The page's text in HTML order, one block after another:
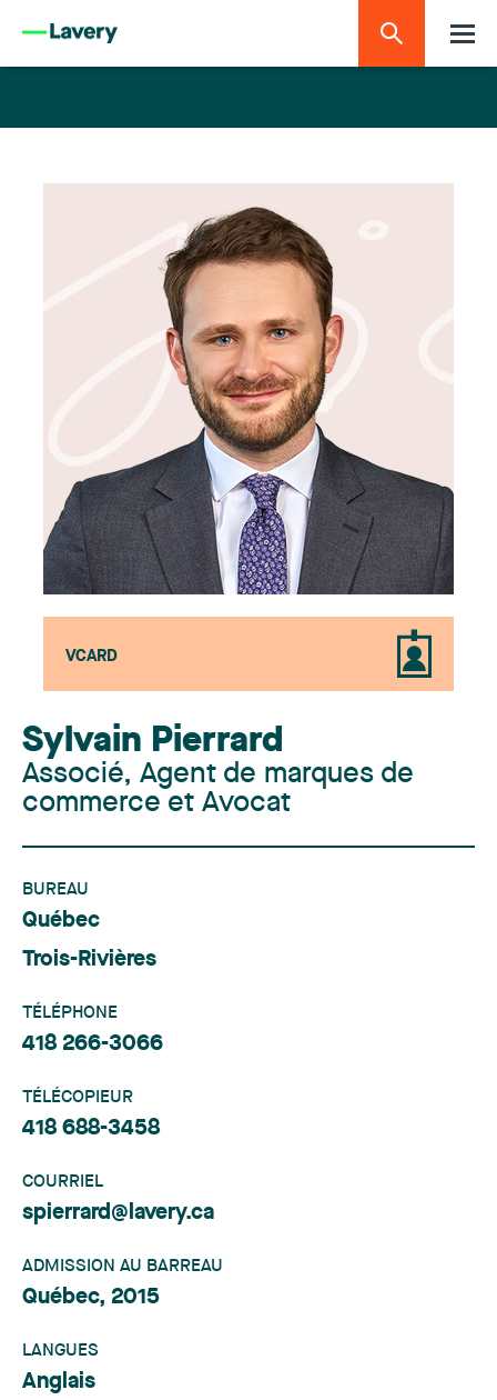
VCARD
Sylvain Pierrard
Associé, Agent de marques de
commerce et Avocat
BUREAU
Québec
Trois-Rivières
TÉLÉPHONE
418 266-3066
TÉLÉCOPIEUR
418 688-3458
COURRIEL
spierrard@lavery.ca
ADMISSION AU BARREAU
Québec, 2015
LANGUES
Anglais